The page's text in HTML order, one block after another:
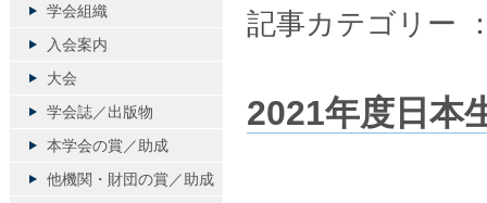
記事カテゴリー
2021年度日本
学会組織
入会案内
大会
学会誌／出版物
本学会の賞／助成
他機関・財団の賞／助成